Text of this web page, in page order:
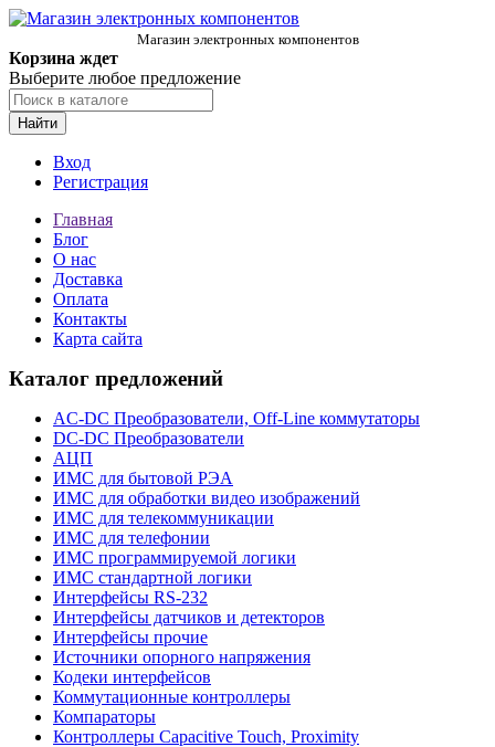
Магазин электронных компонентов
Корзина ждет
Выберите любое предложение
Найти
Вход
Регистрация
Главная
Блог
О нас
Доставка
Оплата
Контакты
Карта сайта
Каталог предложений
AC-DC Преобразователи, Off-Line коммутаторы
DC-DC Преобразователи
АЦП
ИМС для бытовой РЭА
ИМС для обработки видео изображений
ИМС для телекоммуникации
ИМС для телефонии
ИМС программируемой логики
ИМС стандартной логики
Интерфейсы RS-232
Интерфейсы датчиков и детекторов
Интерфейсы прочие
Источники опорного напряжения
Кодеки интерфейсов
Коммутационные контроллеры
Компараторы
Контроллеры Capacitive Touch, Proximity